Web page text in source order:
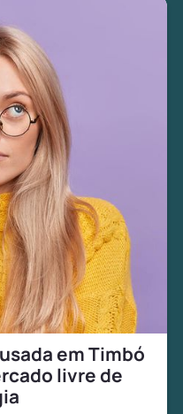
em Timbó
livre de